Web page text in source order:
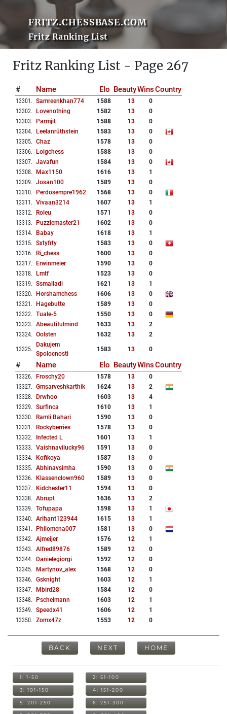
FRITZ.CHESSBASE.COM
Fritz Ranking List
Fritz Ranking List - Page 267
# Name Elo BeautyWinsCountry
13301 . Samreenkhan774 1588 13
0
13302. Lovenothing 1582 13
0
13303. Parmjit 1588 13
0
13304. Leelanrüthstein 1583 13
0
13305. Chaz 1578 13
0
13306. Loigchess 1588 13
0
13307. Javafun 1584 13
0
13308. Max1150 1616 13
1
13309. Josan100 1589 13
0
13310. Perdosempre1962 1568 13
0
13311 . Vivaan3214 1607 13
1
13312. Roleu 1571 13
0
13313. Puzzlemaster21 1602 13
0
13314. Babay 1618 13
1
13315. Sxtyfrty 1583 13
0
13316. Ri_chess 1600 13
0
13317. Erwinmeier 1590 13
0
13318. Lmtf 1523 13
0
13319. Ssmalladi 1621 13
1
13320. Horshamchess 1606 13
0
13321 . Hagebutte 1589 13
0
13322. Tuale-5 1550 13
0
13323. Abeautifulmind 1633 13
2
13324. Oolsten 1632 13 2
13325.
Dakujem
Spolocnosti
1583 13 0
# Name Elo BeautyWinsCountry
13326. Froschy20 1578 13
0
13327. Gmsarveshkarthik 1624 13
2
13328. Drwhoo 1603 13
4
13329. Surfinca 1610 13
1
13330. Ramli Bahari 1590 13
0
13331 . Rockyberries 1578 13
0
13332. Infected L 1601 13
1
13333. Vaishnavilucky96 1591 13
0
13334. Kofikoya 1587 13
0
13335. Abhinavsimha 1590 13
0
13336. Klassenclown960 1589 13
0
13337. Kidchester11 1594 13
0
13338. Abrupt 1636 13
2
13339. Tofupapa 1598 13
1
13340. Arihant123944 1615 13
1
13341 . Philomena007 1581 13
0
13342. Ajmeijer 1576 12
1
13343. Alfred89876 1589 12
0
13344. Danielegiorgi 1592 12
0
13345. Martynov_alex 1568 12
0
13346. Gsknight 1603 12
1
13347. Mbird28 1584 12
0
13348. Pscheimann 1603 12
1
13349. Speedx41 1606 12
1
13350. Zomx47z 1553 12 0
BACK NEXT HOME
1: 1-50 2: 51-100
3: 101-150 4: 151-200
5: 201-250 6: 251-300